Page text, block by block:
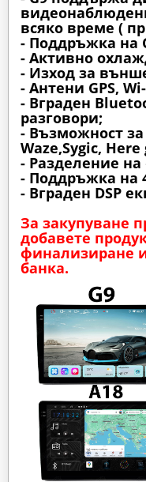
всяко време (
- Поддръжка на
- Активно
- Изход за
- Антени GPS,
- Вграден
разговори;
- Възможност
Waze,Sygic,
- Разделение на
- Поддръжка на
- Вграден DSP
За закупуване
добавете
финализиране
банка.